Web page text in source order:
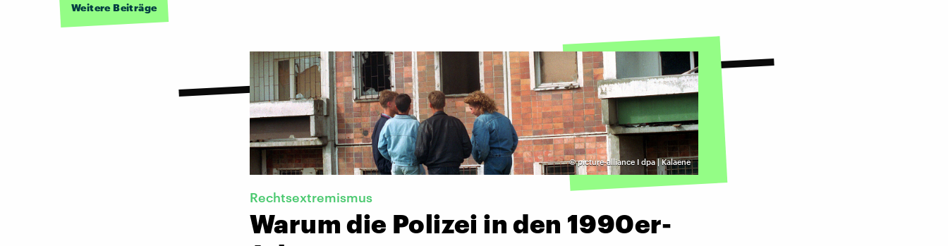
Weitere Beiträge
©picture-alliance I dpa | Kalaene
Rechtsextremismus
Warum die Polizei in den 1990er-